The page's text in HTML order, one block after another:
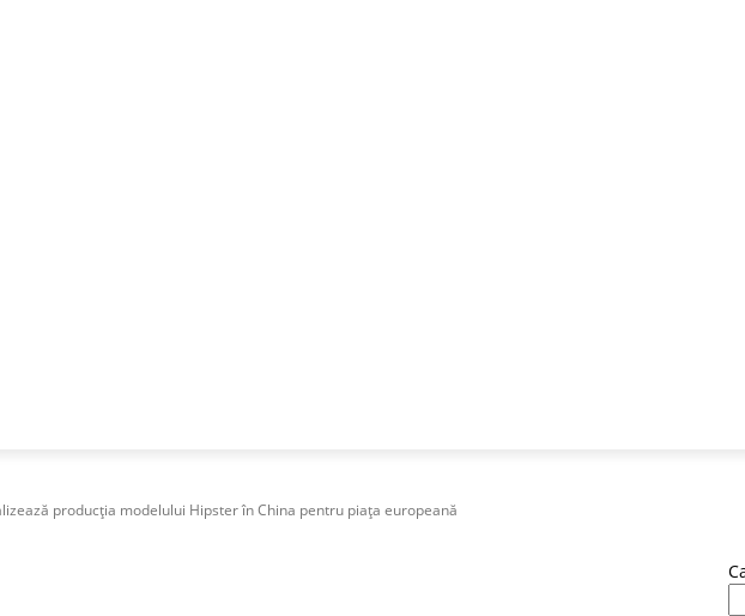
producția modelului Hipster în China pentru piața europeană